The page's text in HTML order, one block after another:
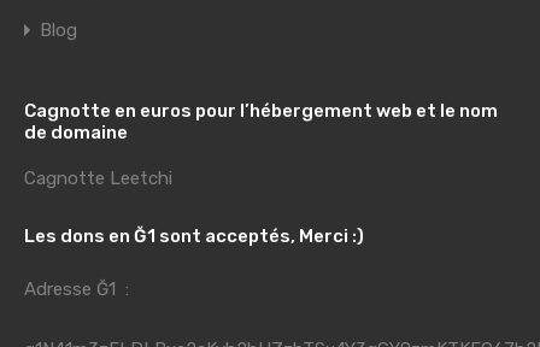
Blog
Cagnotte en euros pour l’hébergement web et le nom
de domaine
Cagnotte Leetchi
Les dons en Ğ1 sont acceptés, Merci :)
Adresse Ğ1 :